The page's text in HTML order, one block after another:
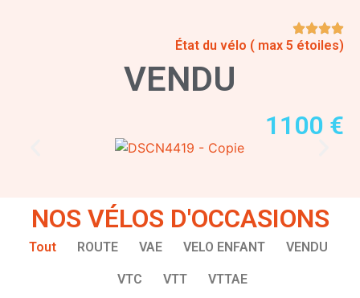
État du vélo ( max 5 étoiles)
VENDU
1100 €
NOS VÉLOS D'OCCASIONS
Tout ROUTE VAE VELO ENFANT VENDU
VTC VTT VTTAE